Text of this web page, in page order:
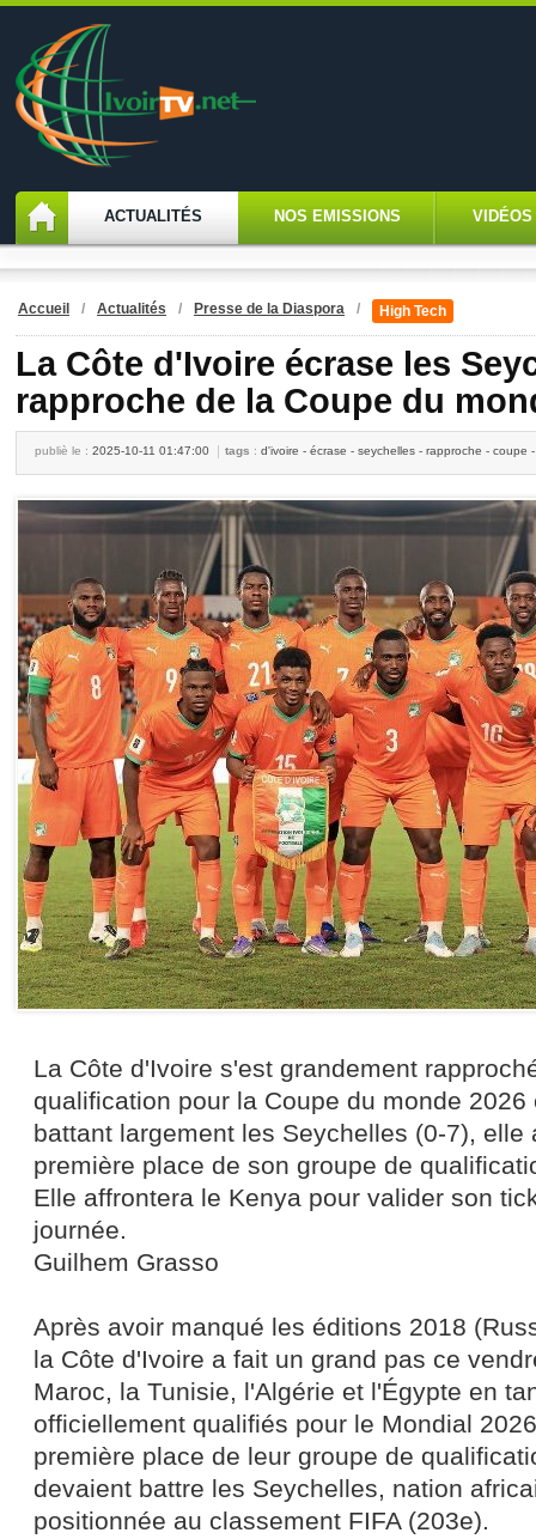
ACTUALITÉS NOS EMISSIONS VIDÉOS
Accueil / Actualités / Presse de la Diaspora / High Tech
La Côte d'Ivoire écrase les
rapproche de la Coupe du
publiè le : 2025-10-11 01:47:00 tags : d'ivoire - écrase - seychelles - rapproche - coupe
La Côte d'Ivoire s'est grandement
qualification pour la Coupe du monde 2026
battant largement les Seychelles (0-7), elle
première place de son groupe de
Elle affrontera le Kenya pour valider son
journée.
Guilhem Grasso
Après avoir manqué les éditions 2018
la Côte d'Ivoire a fait un grand pas ce
Maroc, la Tunisie, l'Algérie et l'Égypte en
officiellement qualifiés pour le Mondial
première place de leur groupe de
devaient battre les Seychelles, nation
positionnée au classement FIFA (203e).